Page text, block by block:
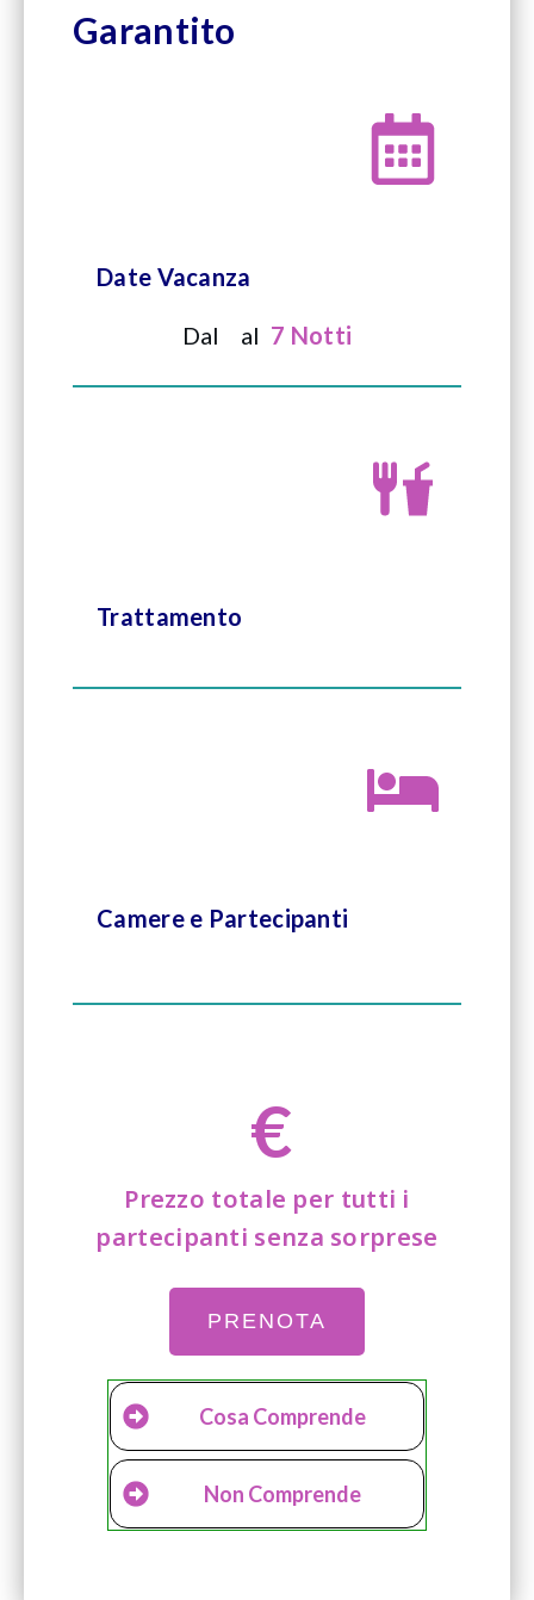
Garantito
Date Vacanza
Dal al 7 Notti
Trattamento
Camere e Partecipanti
€
Prezzo totale per tutti i
partecipanti senza sorprese
PRENOTA
Cosa Comprende
Non Comprende